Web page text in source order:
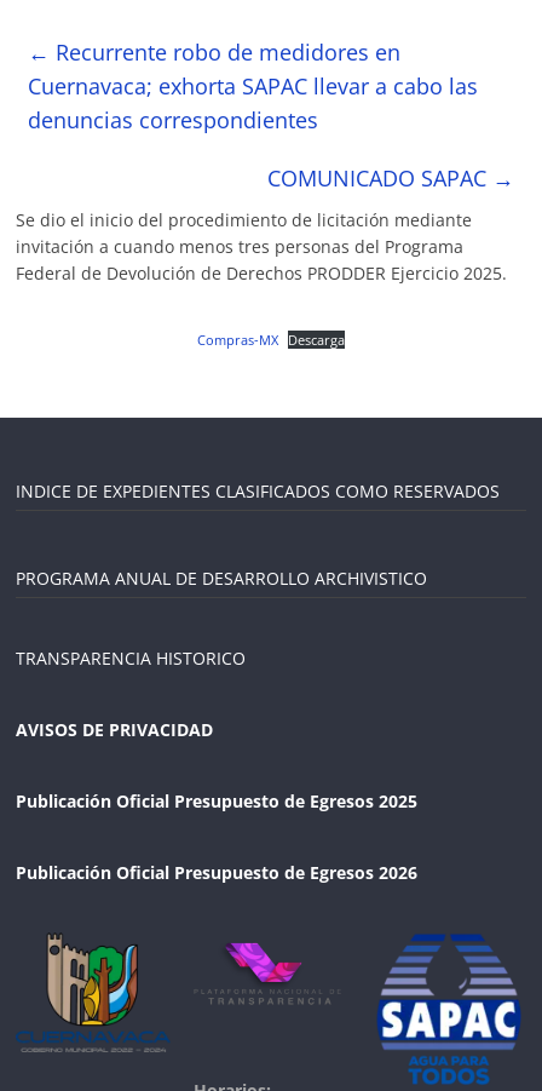
← Recurrente robo de medidores en
Cuernavaca; exhorta SAPAC llevar a cabo las
denuncias correspondientes
COMUNICADO SAPAC →
Se dio el inicio del procedimiento de licitación mediante
invitación a cuando menos tres personas del Programa
Federal de Devolución de Derechos PRODDER Ejercicio 2025.
Compras-MX Descarga
INDICE DE EXPEDIENTES CLASIFICADOS COMO RESERVADOS
PROGRAMA ANUAL DE DESARROLLO ARCHIVISTICO
TRANSPARENCIA HISTORICO
AVISOS DE PRIVACIDAD
Publicación Oficial Presupuesto de Egresos 2025
Publicación Oficial Presupuesto de Egresos 2026